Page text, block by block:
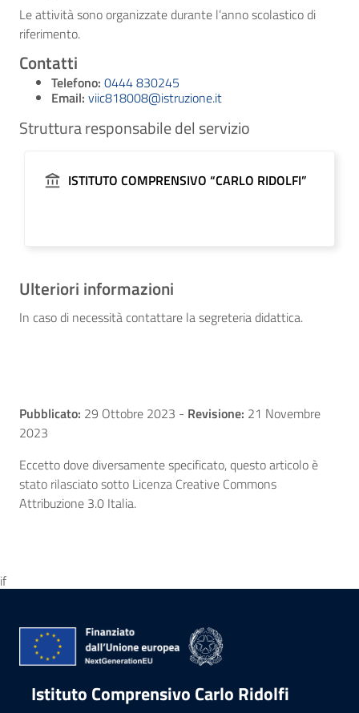
Le attività sono organizzate durante l’anno scolastico di
riferimento.
Contatti
Telefono: 0444 830245
Email: viic818008@istruzione.it
Struttura responsabile del servizio
ISTITUTO COMPRENSIVO “CARLO RIDOLFI”
Ulteriori informazioni
In caso di necessità contattare la segreteria didattica.
Pubblicato: 29 Ottobre 2023 - Revisione: 21 Novembre
2023
Eccetto dove diversamente specificato, questo articolo è
stato rilasciato sotto Licenza Creative Commons
Attribuzione 3.0 Italia.
if
Istituto Comprensivo Carlo Ridolfi